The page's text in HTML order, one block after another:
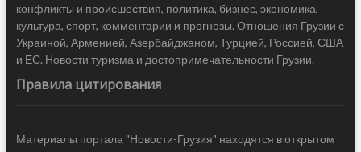
конфликты и происшествия, политика, бизнес, экономика,
культура, спорт, комментарии и прогнозы. Отношения Грузии с
Украиной, Арменией, Азербайджаном, Турцией, Россией, США
и ЕС. Новости туризма и достопримечательности Грузии.
Правила цитирования
Материалы портала "Новости-Грузия" находятся в открытом